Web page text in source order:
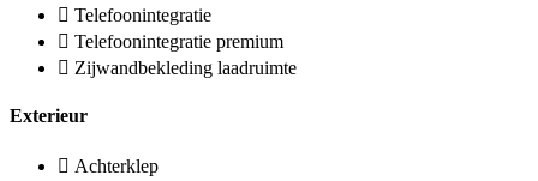
Telefoonintegratie
Telefoonintegratie premium
Zijwandbekleding laadruimte
Exterieur
Achterklep